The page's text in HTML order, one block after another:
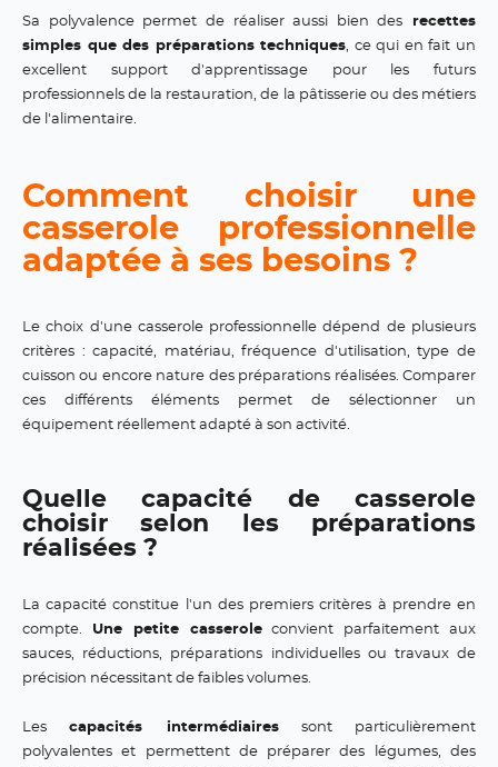
Sa polyvalence permet de réaliser aussi bien des recettes
simples que des préparations techniques, ce qui en fait un
excellent support d'apprentissage pour les futurs
professionnels de la restauration, de la pâtisserie ou des métiers
de l'alimentaire.
Comment choisir une
casserole professionnelle
adaptée à ses besoins ?
Le choix d'une casserole professionnelle dépend de plusieurs
critères : capacité, matériau, fréquence d'utilisation, type de
cuisson ou encore nature des préparations réalisées. Comparer
ces différents éléments permet de sélectionner un
équipement réellement adapté à son activité.
Quelle capacité de casserole
choisir selon les préparations
réalisées ?
La capacité constitue l'un des premiers critères à prendre en
compte. Une petite casseroleconvient parfaitement aux
sauces, réductions, préparations individuelles ou travaux de
précision nécessitant de faibles volumes.
Lescapacités intermédiairessont particulièrement
polyvalentes et permettent de préparer des légumes, des